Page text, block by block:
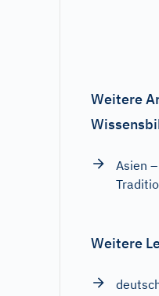
Weitere
Asien
Weitere